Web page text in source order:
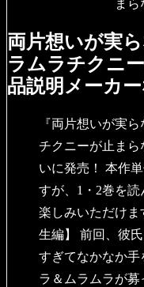
まら
両片想いが実
ラムラチクニ
品説明メーカ
『両片想いが実
チクニーが止まら
いに発売！ 本作
すが、1・2巻を
楽しみいただけ
生編】 前回、彼
すぎてなかなか手
ラ＆ムラムラが募